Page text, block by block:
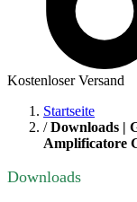
Kostenloser Versand
Startseite
/Downloads |
Amplificatore
Downloads